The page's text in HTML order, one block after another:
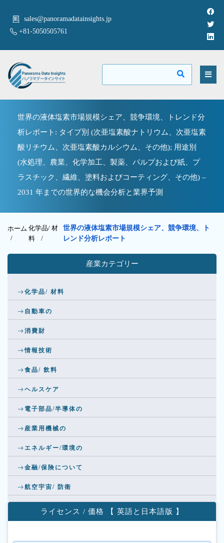
sales@panoramadatainsights.jp
+81-5050505761
世界の液体塩素市場規模シェア、競争環境、トレンド分
析レポート: タイプ別 (次亜塩素酸ナトリウム、次亜塩素
酸リチウム、次亜塩素酸カルシウム、その他); 用途別
(水処理、農業、化学加工、製薬、パルプおよび紙、プ
ラスチック、繊維、塗料およびコーティング、その他) –
2031 年までの世界的な機会分析と業界予測
ホーム
/
化学品/ 材
料/
世界の液体塩素市場規模シェア、競争環境、ト
レンド分析レポート
産業カテゴリー
化学品/ 材料
自動車の
消費財
情報技術
食品/ 飲料
ヘルスケア
電子部品/半導体の
産業用機械の
エネルギー/環境の
金融/保険について
航空宇宙/ 防衛
ライセンス / 価格 【 英語と日本語版 】